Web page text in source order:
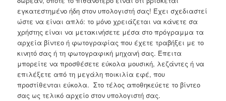
εγκατεστημένο ήδη στον υπολογιστή σας! Έχει σχεδιαστεί
ώστε να είναι απλό: το μόνο χρειάζεται να κάνετε σα
χρήστης είναι να μετακινήσετε μέσα στο πρόγραμμα τα
αρχεία βίντεο ή φωτογραφίας που έχετε τραβήξει με το
κινητό σας ή τη φωτογραφική μηχανή σας. Έπειτα
μπορείτε να προσθέσετε εύκολα μουσική, λεζάντες ή να
επιλέξετε από τη μεγάλη ποικιλία εφέ, που
προστίθενται εύκολα. Στο τέλος αποθηκεύετε το βίντεο
σας ως τελικό αρχείο στον υπολογιστή σας.